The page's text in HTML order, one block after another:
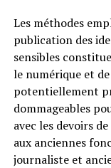
Les méthodes
publication des
sensibles
le numérique et
potentiellement
dommageables
avec les devoirs
aux anciennes
journaliste et